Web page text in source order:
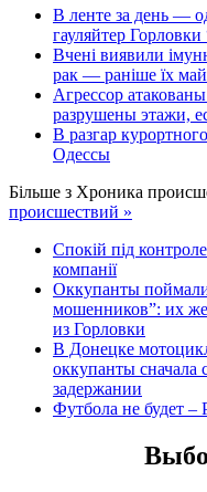
В ленте за день —
гауляйтер
Вчені виявили
рак — раніше їх
Агрессор
разрушены этажи,
В разгар
Одессы
Більше з Хроника
происшествий »
Спокій під
компанії
Оккупанты
мошенников”: их
из Горловки
В Донецке
оккупанты сначала
задержании
Футбола не будет –